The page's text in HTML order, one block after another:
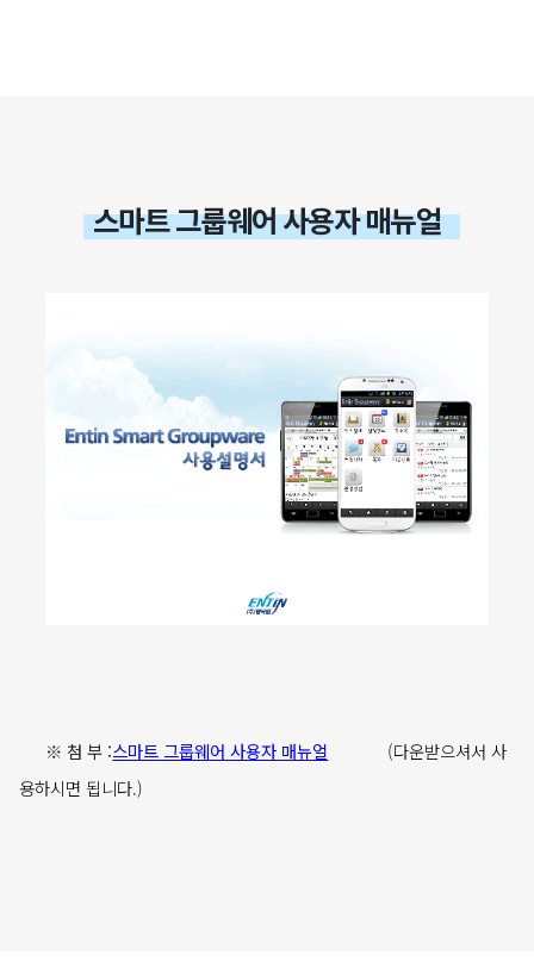
스마트 그룹웨어 사용자 매뉴얼
※ 첨 부 :스마트 그룹웨어 사용자 매뉴얼
(다운받으셔서 사
용하시면 됩니다.)